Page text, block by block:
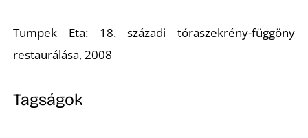
Tumpek Eta: 18. századi tóraszekrény-függöny
restaurálása, 2008
Tagságok